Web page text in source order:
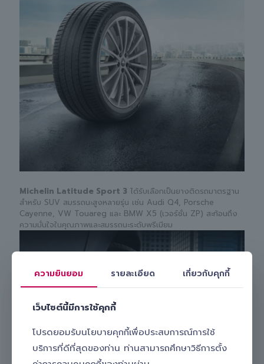
Michelin Latitude Sport 3 ได้รับเลือกเป็นยางติดรถมาตรฐาน
สำหรับ SUV สมรรถนะสูงหลายรุ่น เช่น Audi Q4, Porsche
Cayenne, VW Touareg และ BMW X5 (เวอร์ชั่น ZP) สะท้อนถึง
ความมั่นใจในคุณภาพและสมรรถนะระดับพรีเมียม
ความยินยอม รายละเอียด เกี่ยวกับคุกกี้
เว็บไซต์นี้มีการใช้คุกกี้
โปรดยอมรับนโยบายคุกกี้เพื่อประสบการณ์การใช้
บริการที่ดีที่สุดของท่าน ท่านสามารถศึกษาวิธีการตั้ง